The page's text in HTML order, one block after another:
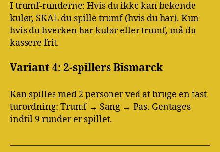
I trumf-runderne: Hvis du ikke kan bekende
kulør, SKAL du spille trumf (hvis du har). Kun
hvis du hverken har kulør eller trumf, må du
kassere frit.
Variant 4: 2-spillers Bismarck
Kan spilles med 2 personer ved at bruge en fast
turordning: Trumf → Sang → Pas. Gentages
indtil 9 runder er spillet.